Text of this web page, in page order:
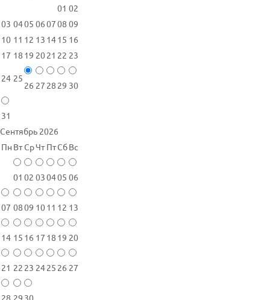
01 02
03 0405 060708 09
10 11 12 13 1415 16
17 18 19 2021 22 23
24 25
26 27 28 29 30
31
Сентябрь 2026
Пн ВтСрЧт ПтСбВс
01 02 030405 06
07 0809 1011 12 13
14 15 16 17 18 19 20
21 22 23 2425 26 27
28 29 30